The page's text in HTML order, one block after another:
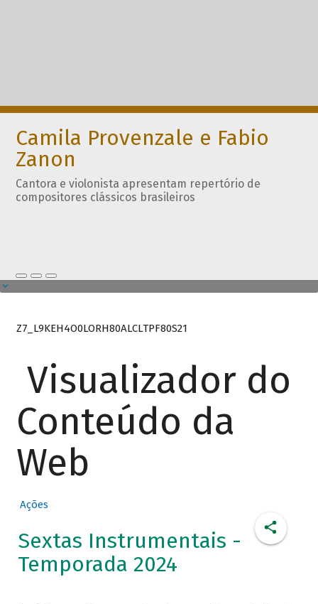
Camila Provenzale e Fabio
Zanon
Cantora e violonista apresentam repertório de
compositores clássicos brasileiros
Z7_L9KEH4O0LORH80ALCLTPF80S21
Visualizador do
Conteúdo da
Web
Ações
Sextas Instrumentais -
Temporada 2024